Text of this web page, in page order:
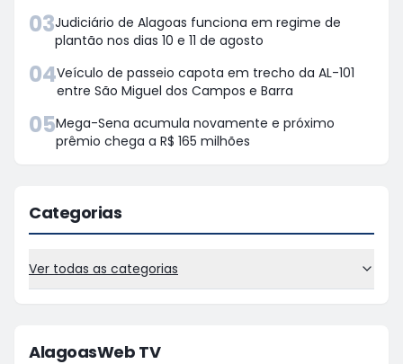
03Judiciário de Alagoas funciona em regime de
plantão nos dias 10 e 11 de agosto
04Veículo de passeio capota em trecho da AL-101
entre São Miguel dos Campos e Barra
05Mega-Sena acumula novamente e próximo
prêmio chega a R$ 165 milhões
Categorias
Ver todas as categorias
AlagoasWeb TV